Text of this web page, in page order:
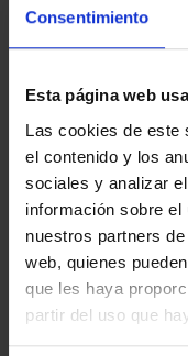
Consentimiento
Esta página web
Las cookies de este
el contenido y los
sociales y analizar
información sobre el
nuestros partners
web, quienes
que les haya
partir del uso que
ORDENAR POR: